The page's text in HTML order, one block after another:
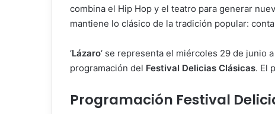
combina el Hip Hop y el teatro para generar
mantiene lo clásico de la tradición popular:
‘Lázaro‘ se representa el miércoles 29 de junio
programación del Festival Delicias Clásicas. El
Programación Festival